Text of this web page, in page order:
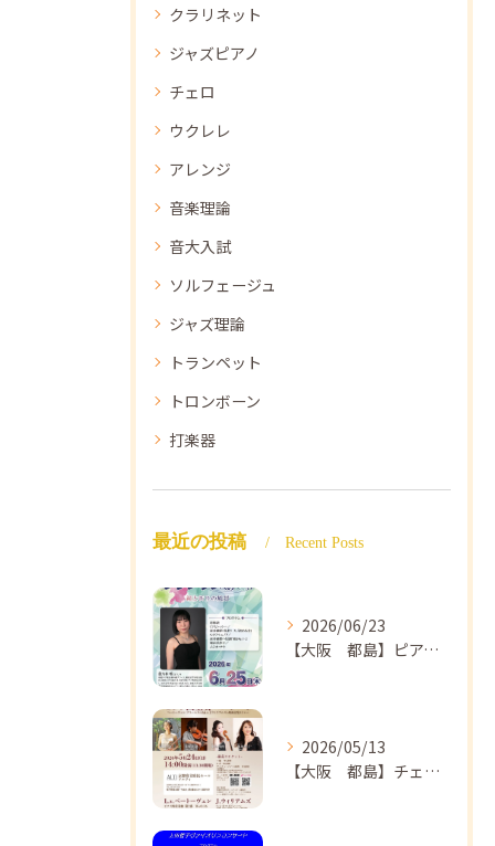
クラリネット
ジャズピアノ
チェロ
ウクレレ
アレンジ
音楽理論
音大入試
ソルフェージュ
ジャズ理論
トランペット
トロンボーン
打楽器
最近の投稿 Recent Posts
2026/06/23
【大阪 都島】ピアノ教室ならNAOMIミュージックスクール ピアノ講師 佐々木唯先生のコンサートのご案内🎵
2026/05/13
【大阪 都島】チェロ教室 NAOMIミュージックスクール❣️チェリスト中島紗理先生のコンサートのご案内🎵